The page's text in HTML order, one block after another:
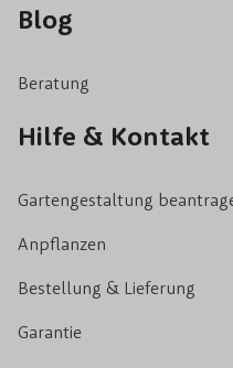
Blog
Beratung
Hilfe & Kontakt
Gartengestaltung
Anpflanzen
Bestellung & Lieferung
Garantie